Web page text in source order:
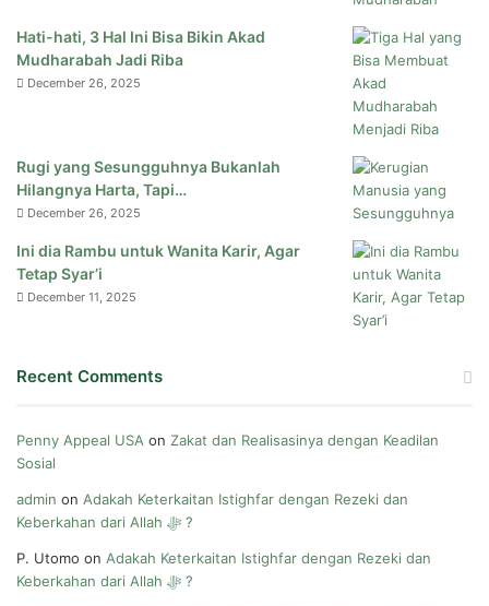
Hati-hati, 3 Hal Ini Bisa Bikin Akad
Mudharabah Jadi Riba
December 26, 2025
Rugi yang Sesungguhnya Bukanlah
Hilangnya Harta, Tapi…
December 26, 2025
Ini dia Rambu untuk Wanita Karir, Agar
Tetap Syar’i
December 11, 2025
Recent Comments
Penny Appeal USA on Zakat dan Realisasinya dengan Keadilan
Sosial
admin on Adakah Keterkaitan Istighfar dengan Rezeki dan
Keberkahan dari Allah ﷻ ?
P. Utomo on Adakah Keterkaitan Istighfar dengan Rezeki dan
Keberkahan dari Allah ﷻ ?